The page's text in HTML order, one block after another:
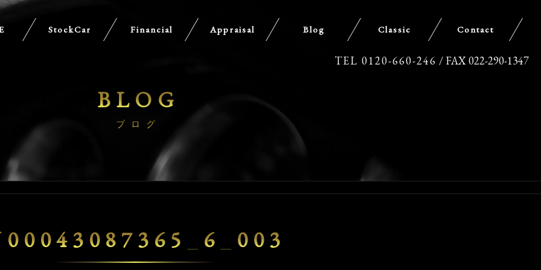
TEL 0120-660-246 / FAX 022-290-1347
StockCar Financial Appraisal Blog Classic Contact
BLOG
ブログ